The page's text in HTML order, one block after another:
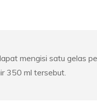
mengisi satu gelas
350 ml tersebut.